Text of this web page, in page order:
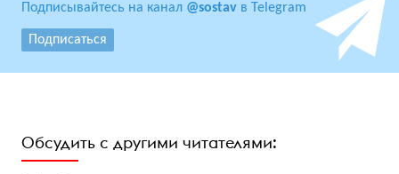
Подписывайтесь на канал @sostav в Telegram
Подписаться
Обсудить с другими читателями: